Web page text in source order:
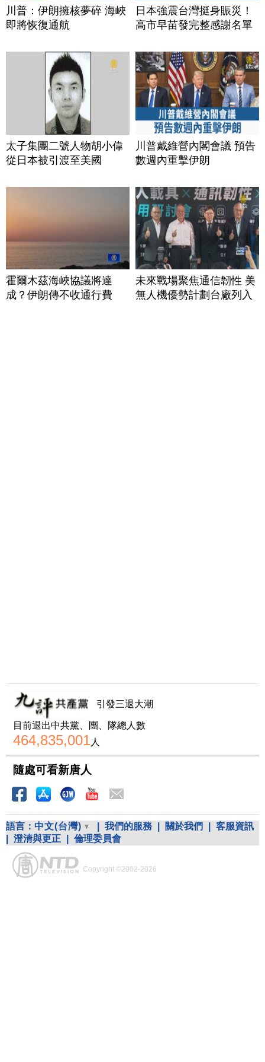
川普：伊朗擁核夢碎 海峽
即將恢復通航
日本強震台灣挺身賑災！
高市早苗發完整感謝名單
太子集團二號人物胡小偉
從日本被引渡至美國
川普戴維營內閣會議 預告
數週內重擊伊朗
霍爾木茲海峽協議將達
成？伊朗傳不收通行費
未來戰場聚焦通信韌性 美
無人機優勢計劃台廠列入
引發三退大潮
目前退出中共黨、團、隊總人數
464,835,001人
隨處可看新唐人
語言： 中文(台灣) 我們的服務 關於我們
客服資訊
澄清與更正 倫理委員會
Copyright ©2002-2026